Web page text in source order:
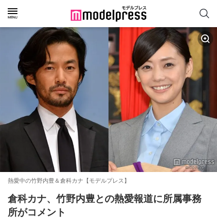
熱愛中の竹野内豊＆倉科カナ【モデルプレス】
倉科カナ、竹野内豊との熱愛報道に所属事務
所がコメント